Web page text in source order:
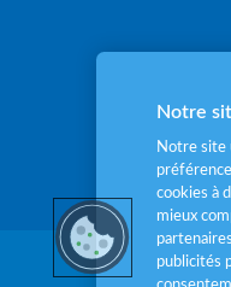
Notre
Notre site
cookies à
mieux
publicités